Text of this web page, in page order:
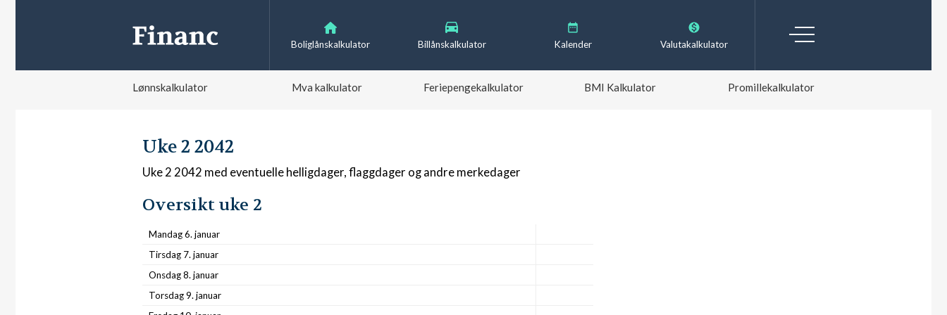
Boliglånskalkulator Billånskalkulator Kalender Valutakalkulator
Lønnskalkulator Mva kalkulator Feriepengekalkulator BMI Kalkulator Promillekalkulator
Uke 2 2042
Uke 2 2042 med eventuelle helligdager, flaggdager og andre merkedager
Oversikt uke 2
Mandag 6. januar
Tirsdag 7. januar
Onsdag 8. januar
Torsdag 9. januar